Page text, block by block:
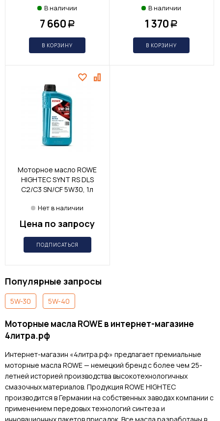
В наличии
7 660 Р
В КОРЗИНУ
В наличии
1 370 Р
В КОРЗИНУ
Моторное масло ROWE
HIGHTEC SYNT RS DLS
C2/C3 SN/CF 5W30, 1л
Нет в наличии
Цена по запросу
ПОДПИСАТЬСЯ
Популярные запросы
5W-30 5W-40
Моторные масла ROWE в интернет-магазине
4литра.рф
Интернет-магазин «4литра.рф» предлагает премиальные
моторные масла ROWE — немецкий бренд с более чем 25-
летней историей производства высокотехнологичных
смазочных материалов. Продукция ROWE HIGHTEC
производится в Германии на собственных заводах компании с
применением передовых технологий синтеза и